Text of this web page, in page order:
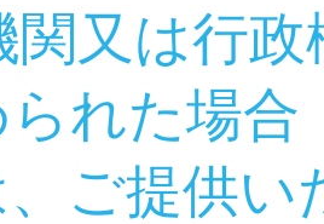
関又は行
れた場合
ご提供い